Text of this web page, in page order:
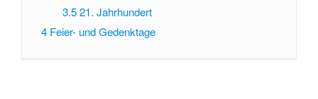
3.5 21. Jahrhundert
4 Feier- und Gedenktage